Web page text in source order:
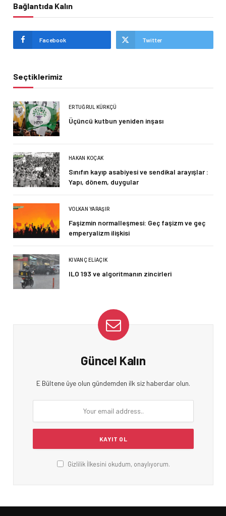
Bağlantıda Kalın
Facebook Twitter
Seçtiklerimiz
ERTUĞRUL KÜRKÇÜ
Üçüncü kutbun yeniden inşası
HAKAN KOÇAK
Sınıfın kayıp asabiyesi ve sendikal arayışlar :
Yapı, dönem, duygular
VOLKAN YARAŞIR
Faşizmin normalleşmesi: Geç faşizm ve geç
emperyalizm ilişkisi
KIVANÇ ELIAÇIK
ILO 193 ve algoritmanın zincirleri
Güncel Kalın
E Bültene üye olun gündemden ilk siz haberdar olun.
Gizlilik İlkesini okudum, onaylıyorum.